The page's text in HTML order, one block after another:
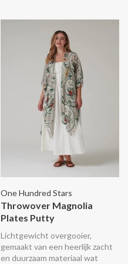
One Hundred Stars
Throwover Magnolia
Plates Putty
Lichtgewicht overgooier,
gemaakt van een heerlijk zacht
en duurzaam materiaal wat